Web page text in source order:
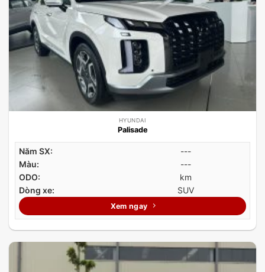
HYUNDAI
Palisade
Năm SX:
---
Màu:
---
ODO:
km
Dòng xe:
SUV
Xem ngay